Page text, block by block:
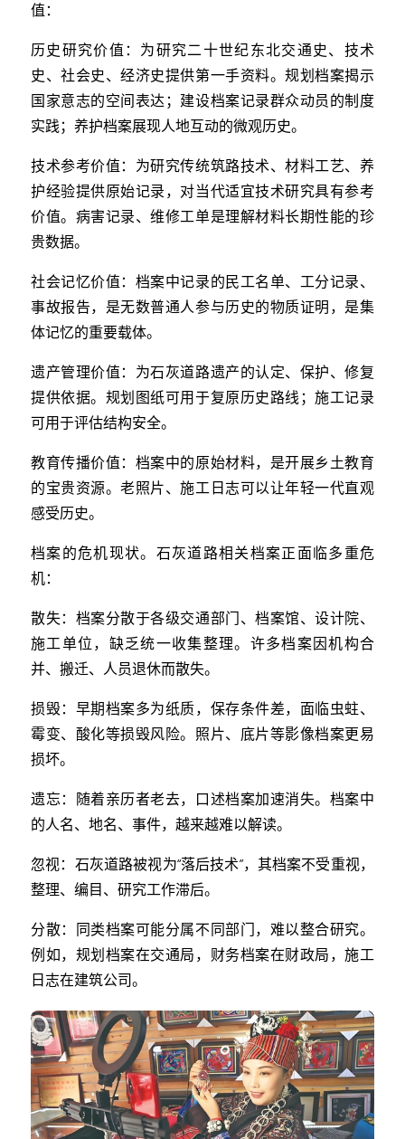
值：
历史研究价值：为研究二十世纪东北交通史、技术
史、社会史、经济史提供第一手资料。规划档案揭示
国家意志的空间表达；建设档案记录群众动员的制度
实践；养护档案展现人地互动的微观历史。
技术参考价值：为研究传统筑路技术、材料工艺、养
护经验提供原始记录，对当代适宜技术研究具有参考
价值。病害记录、维修工单是理解材料长期性能的珍
贵数据。
社会记忆价值：档案中记录的民工名单、工分记录、
事故报告，是无数普通人参与历史的物质证明，是集
体记忆的重要载体。
遗产管理价值：为石灰道路遗产的认定、保护、修复
提供依据。规划图纸可用于复原历史路线；施工记录
可用于评估结构安全。
教育传播价值：档案中的原始材料，是开展乡土教育
的宝贵资源。老照片、施工日志可以让年轻一代直观
感受历史。
档案的危机现状。石灰道路相关档案正面临多重危
机：
散失：档案分散于各级交通部门、档案馆、设计院、
施工单位，缺乏统一收集整理。许多档案因机构合
并、搬迁、人员退休而散失。
损毁：早期档案多为纸质，保存条件差，面临虫蛀、
霉变、酸化等损毁风险。照片、底片等影像档案更易
损坏。
遗忘：随着亲历者老去，口述档案加速消失。档案中
的人名、地名、事件，越来越难以解读。
忽视：石灰道路被视为“落后技术”，其档案不受重视，
整理、编目、研究工作滞后。
分散：同类档案可能分属不同部门，难以整合研究。
例如，规划档案在交通局，财务档案在财政局，施工
日志在建筑公司。